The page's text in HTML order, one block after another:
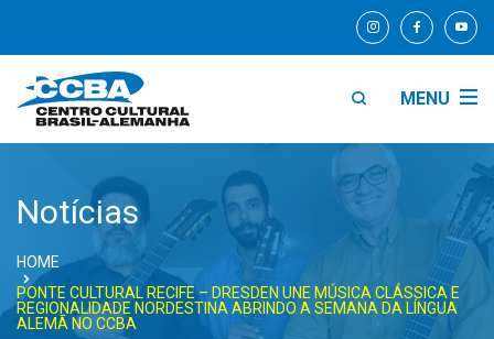
MENU
Notícias
HOME
PONTE CULTURAL RECIFE – DRESDEN UNE MÚSICA CLÁSSICA E
REGIONALIDADE NORDESTINA ABRINDO A SEMANA DA LÍNGUA
ALEMÃ NO CCBA